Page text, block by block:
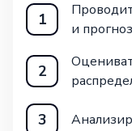
1
и
2
3